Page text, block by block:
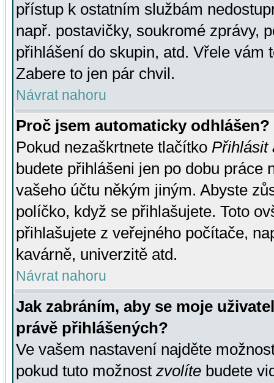
přístup k ostatním službám
např. postavičky, soukromé zprávy,
přihlášení do skupin, atd. Vřele vám
Zabere to jen pár chvil.
Návrat nahoru
Proč jsem automaticky odhlášen?
Pokud nezaškrtnete tlačítko Přihlásit
budete přihlášeni jen po dobu práce
vašeho účtu někým jiným. Abyste
políčko, když se přihlašujete. Toto
přihlašujete z veřejného počítače,
kavárně, univerzitě atd.
Návrat nahoru
Jak zabráním, aby se moje
právě přihlášených?
Ve vašem nastavení najděte
pokud tuto možnost zvolíte budete